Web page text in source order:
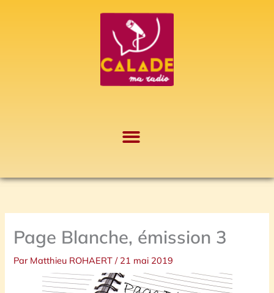
Page Blanche, émission 3
Par Matthieu ROHAERT/ 21 mai 2019